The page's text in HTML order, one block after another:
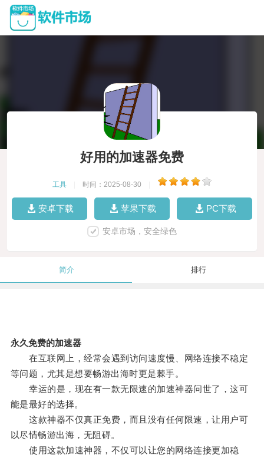
好用的加速器免费
工具 时间：2025-08-30
安卓下载 苹果下载 PC下载
安卓市场，安全绿色
简介 排行
永久免费的加速器
在互联网上，经常会遇到访问速度慢、网络连接不稳定
等问题，尤其是想要畅游出海时更是棘手。
幸运的是，现在有一款无限速的加速神器问世了，这可
能是最好的选择。
这款神器不仅真正免费，而且没有任何限速，让用户可
以尽情畅游出海，无阻碍。
使用这款加速神器，不仅可以让您的网络连接更加稳